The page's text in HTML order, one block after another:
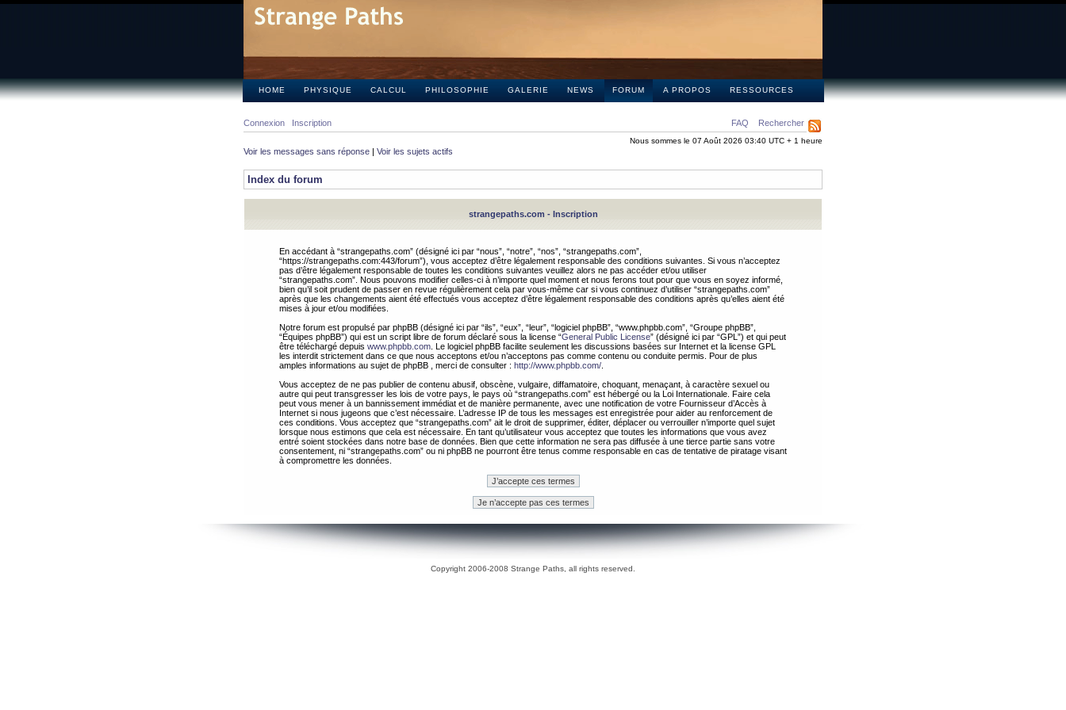
HOME PHYSIQUE CALCUL PHILOSOPHIE GALERIE NEWS FORUM A PROPOS RESSOURCES
FAQ Rechercher
Connexion Inscription
Nous sommes le 07 Août 2026 03:40 UTC + 1 heure
Voir les messages sans réponse | Voir les sujets actifs
Index du forum
strangepaths.com - Inscription
En accédant à “strangepaths.com” (désigné ici par “nous”, “notre”, “nos”, “strangepaths.com”,
“https://strangepaths.com:443/forum”), vous acceptez d’être légalement responsable des conditions suivantes. Si vous n’acceptez
pas d’être légalement responsable de toutes les conditions suivantes veuillez alors ne pas accéder et/ou utiliser
“strangepaths.com”. Nous pouvons modifier celles-ci à n’importe quel moment et nous ferons tout pour que vous en soyez informé,
bien qu’il soit prudent de passer en revue régulièrement cela par vous-même car si vous continuez d’utiliser “strangepaths.com”
après que les changements aient été effectués vous acceptez d’être légalement responsable des conditions après qu’elles aient été
mises à jour et/ou modifiées.
Notre forum est propulsé par phpBB (désigné ici par “ils”, “eux”, “leur”, “logiciel phpBB”, “www.phpbb.com”, “Groupe phpBB”,
“Équipes phpBB”) qui est un script libre de forum déclaré sous la license “General Public License” (désigné ici par “GPL”) et qui peut
être téléchargé depuis www.phpbb.com . Le logiciel phpBB facilite seulement les discussions basées sur Internet et la license GPL
les interdit strictement dans ce que nous acceptons et/ou n’acceptons pas comme contenu ou conduite permis. Pour de plus
amples informations au sujet de phpBB , merci de consulter : http://www.phpbb.com/
Vous acceptez de ne pas publier de contenu abusif, obscène, vulgaire, diffamatoire, choquant, menaçant, à caractère sexuel ou
autre qui peut transgresser les lois de votre pays, le pays où “strangepaths.com” est hébergé ou la Loi Internationale. Faire cela
peut vous mener à un bannissement immédiat et de manière permanente, avec une notification de votre Fournisseur d’Accès à
Internet si nous jugeons que c’est nécessaire. L’adresse IP de tous les messages est enregistrée pour aider au renforcement de
ces conditions. Vous acceptez que “strangepaths.com” ait le droit de supprimer, éditer, déplacer ou verrouiller n’importe quel sujet
lorsque nous estimons que cela est nécessaire. En tant qu’utilisateur vous acceptez que toutes les informations que vous avez
entré soient stockées dans notre base de données. Bien que cette information ne sera pas diffusée à une tierce partie sans votre
consentement, ni “strangepaths.com” ou ni phpBB ne pourront être tenus comme responsable en cas de tentative de piratage visant
à compromettre les données.
Copyright 2006-2008 Strange Paths, all rights reserved.